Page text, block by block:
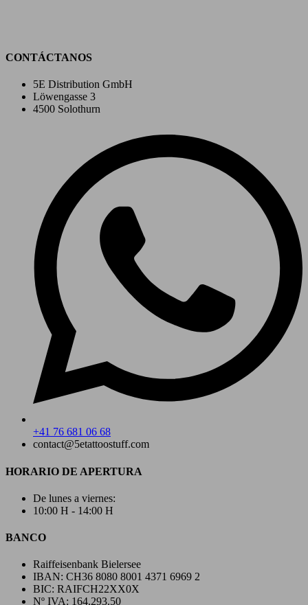
CONTÁCTANOS
5E Distribution GmbH
Löwengasse 3
4500 Solothurn
+41 76 681 06 68
contact@5etattoostuff.com
HORARIO DE APERTURA
De lunes a viernes:
10:00 H - 14:00 H
BANCO
Raiffeisenbank Bielersee
IBAN: CH36 8080 8001 4371 6969 2
BIC: RAIFCH22XX0X
Nº IVA: 164.293.50